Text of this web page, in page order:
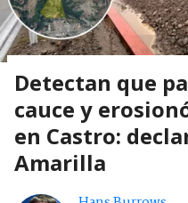
Detectan que
cauce y
en Castro:
Amarilla